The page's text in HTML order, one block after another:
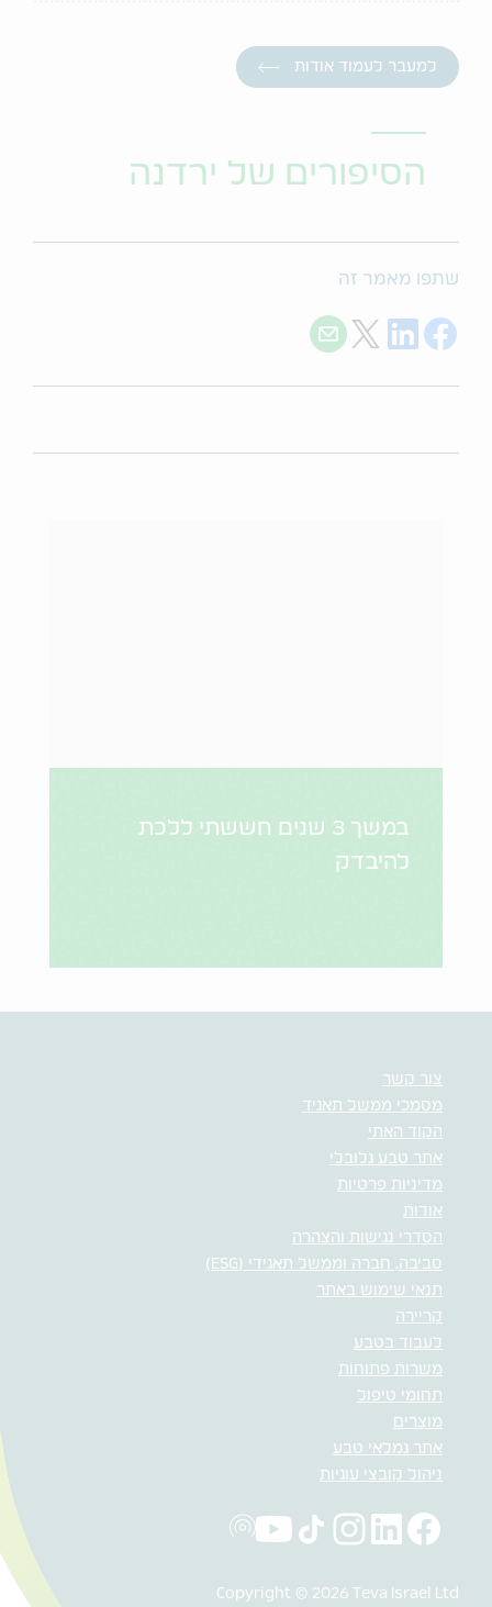
למעבר לעמוד אודות
הסיפורים של ירדנה
שתפו מאמר זה
Share on Facebook
Share on LinkedIn
Share on Twitter
Share with E-mail
במשך 3 שנים חששתי ללכת
להיבדק
צור קשר
מסמכי ממשל תאגיד
הקוד האתי
אתר טבע גלובלי
מדיניות פרטיות
אודות
הסדרי נגישות והצהרה
סביבה, חברה וממשל תאגידי (ESG)
תנאי שימוש באתר
קריירה
לעבוד בטבע
משרות פתוחות
תחומי טיפול
מוצרים
אתר גמלאי טבע
ניהול קובצי עוגיות
Copyright © 2026 Teva Israel Ltd